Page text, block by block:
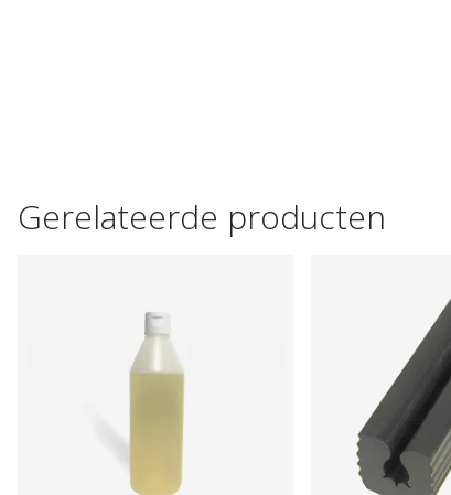
Gerelateerde producten